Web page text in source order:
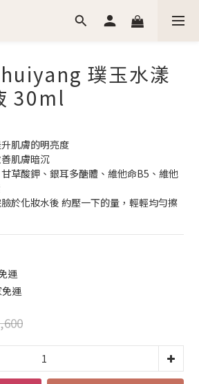
璞玉水漾
30ml
肌膚的明亮度
肌膚暗沉
甘草酸鉀、銀耳多醣體、維他命B5、維他
臉於化妝水後 約壓一下的量，輕輕均勻擦
運
運